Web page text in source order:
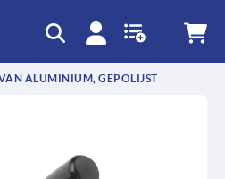
ALUMINIUM, GEPOLIJST